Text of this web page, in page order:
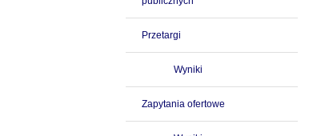
Przetargi
Wyniki
Zapytania ofertowe